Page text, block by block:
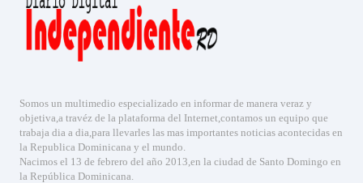
Somos un multimedio especializado en informar de manera veraz y
objetiva,a travéz de la plataforma del Internet,contamos un equipo que
trabaja dia a dia,para llevarles las mas importantes noticias acontecidas en
la Republica Dominicana y el mundo.
Nacimos el 13 de febrero del año 2013,en la ciudad de Santo Domingo en
la República Dominicana.